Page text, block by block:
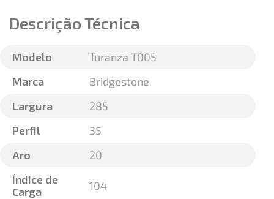
Descrição Técnica
Modelo
Turanza T005
Marca
Bridgestone
Largura
285
Perfil
35
Aro
20
Índice de
Carga
104